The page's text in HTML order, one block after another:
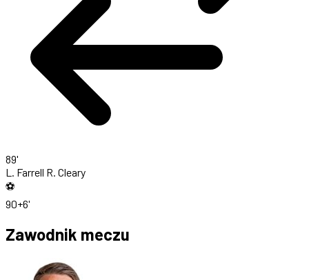
89'
L. Farrell R. Cleary
⚽
90+6'
Zawodnik meczu